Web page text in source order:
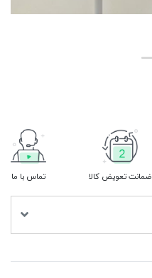
ضمانت تعویض کالا تماس با ما